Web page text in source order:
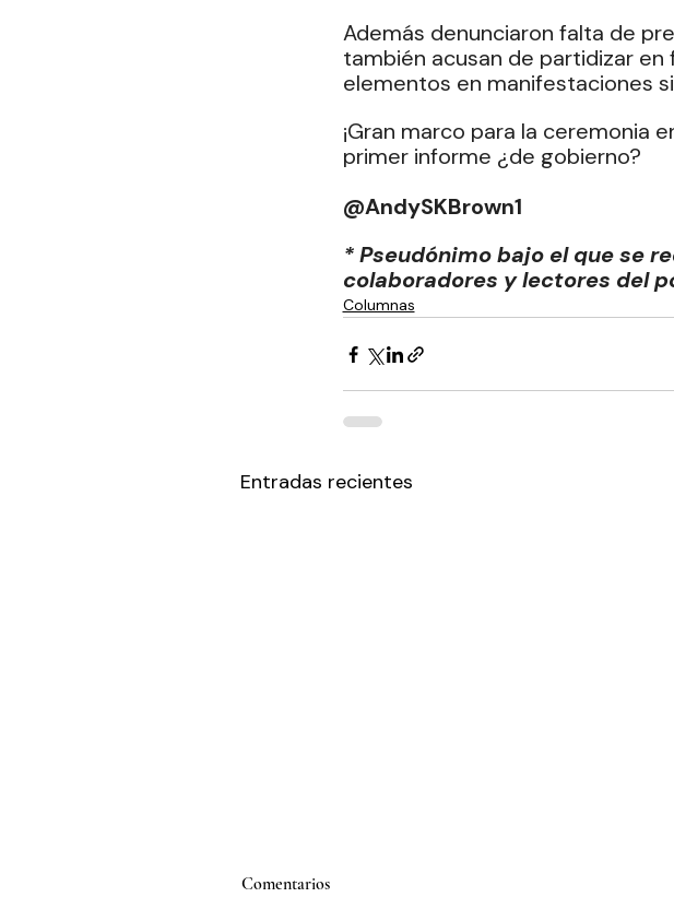
Además denunciaron falta de
también acusan de partidizar
elementos en manifestaciones
¡Gran marco para la ceremonia
primer informe ¿de gobierno?
@AndySKBrown1
* Pseudónimo bajo el que se
colaboradores y lectores del
Columnas
Entradas recientes
Comentarios